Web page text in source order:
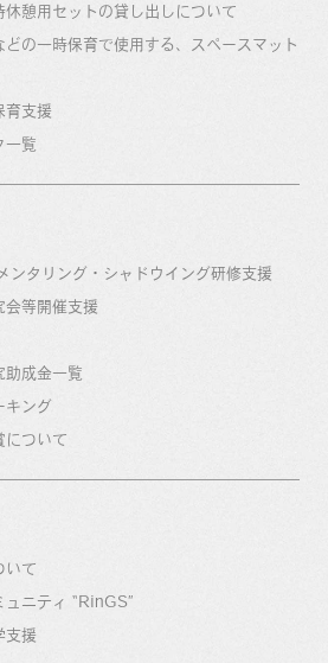
憩用セットの貸し出しについて
どの一時保育で使用する、スペースマット
育支援
一覧
ンタリング・シャドウイング研修支援
会等開催支援
助成金一覧
キング
について
いて
ュニティ “RinGS”
支援